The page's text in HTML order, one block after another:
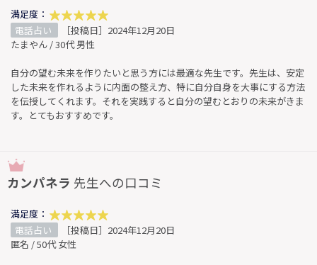
満足度：
電話占い
［投稿日］2024年12月20日
たまやん / 30代 男性
自分の望む未来を作りたいと思う方には最適な先生です。先生は、安定
した未来を作れるように内面の整え方、特に自分自身を大事にする方法
を伝授してくれます。それを実践すると自分の望むとおりの未来がきま
す。とてもおすすめです。
カンパネラ 先生への口コミ
満足度：
電話占い
［投稿日］2024年12月20日
匿名 / 50代 女性